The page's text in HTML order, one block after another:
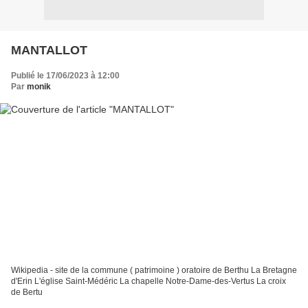
MANTALLOT
Publié le 17/06/2023 à 12:00
Par monik
Wikipedia - site de la commune ( patrimoine ) oratoire de Berthu La Bretagne
d'Erin L'église Saint-Médéric La chapelle Notre-Dame-des-Vertus La croix
de Bertu